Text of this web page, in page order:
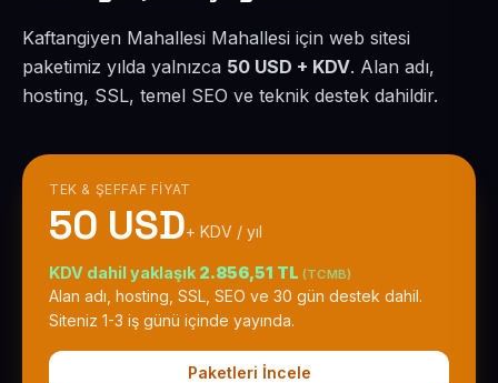
Kaftangiyen Mahallesi Mahallesi için web sitesi
paketimiz yılda yalnızca 50 USD + KDV. Alan adı,
hosting, SSL, temel SEO ve teknik destek dahildir.
TEK & ŞEFFAF FIYAT
50 USD+ KDV / yıl
KDV dahil yaklaşık 2.856,51 TL (TCMB)
Alan adı, hosting, SSL, SEO ve 30 gün destek dahil.
Siteniz 1-3 iş günü içinde yayında.
Paketleri İncele